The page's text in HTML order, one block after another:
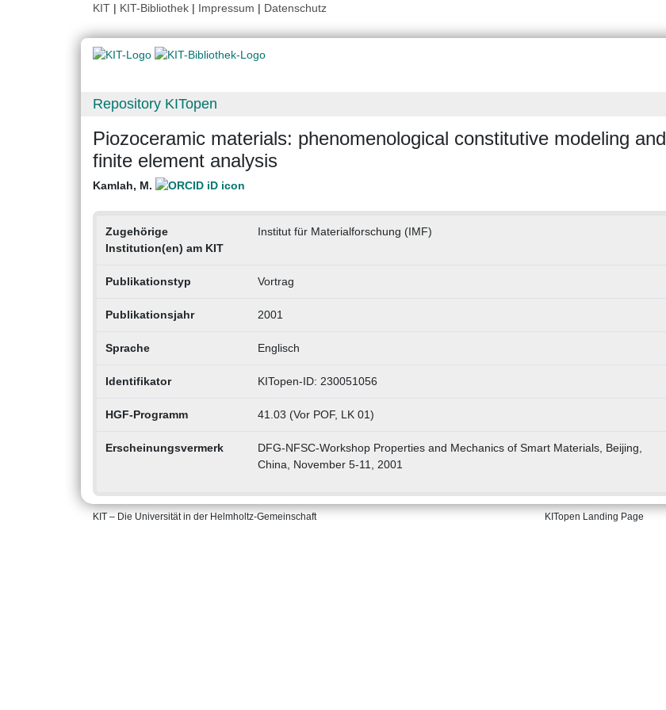
KIT | KIT-Bibliothek | Impressum | Datenschutz
Repository KITopen
Piozoceramic materials: phenomenological constitutive modeling and
finite element analysis
Kamlah, M.
Zugehörige
Institution(en) am KIT
Institut für Materialforschung (IMF)
Publikationstyp Vortrag
Publikationsjahr 2001
Sprache Englisch
Identifikator KITopen-ID: 230051056
HGF-Programm 41.03 (Vor POF, LK 01)
Erscheinungsvermerk
DFG-NFSC-Workshop Properties and Mechanics of Smart Materials, Beijing,
China, November 5-11, 2001
KIT – Die Universität in der Helmholtz-Gemeinschaft KITopen Landing Page